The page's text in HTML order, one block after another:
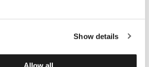
Show details
För att minska efterklangstiden i